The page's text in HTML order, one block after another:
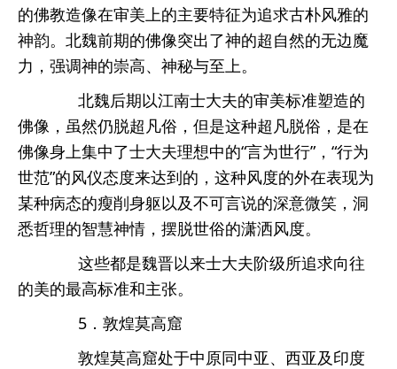
的佛教造像在审美上的主要特征为追求古朴风雅的
神韵。北魏前期的佛像突出了神的超自然的无边魔
力，强调神的崇高、神秘与至上。
北魏后期以江南士大夫的审美标准塑造的
佛像，虽然仍脱超凡俗，但是这种超凡脱俗，是在
佛像身上集中了士大夫理想中的“言为世行”，“行为
世范”的风仪态度来达到的，这种风度的外在表现为
某种病态的瘦削身躯以及不可言说的深意微笑，洞
悉哲理的智慧神情，摆脱世俗的潇洒风度。
这些都是魏晋以来士大夫阶级所追求向往
的美的最高标准和主张。
5．敦煌莫高窟
敦煌莫高窟处于中原同中亚、西亚及印度